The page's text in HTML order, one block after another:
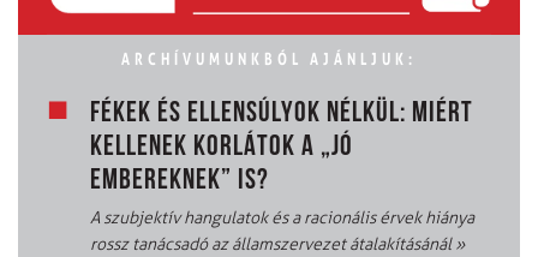
ARCHÍVUMUNKBÓL AJÁNLJUK:
FÉKEK ÉS ELLENSÚLYOK NÉLKÜL: MIÉRT
KELLENEK KORLÁTOK A „JÓ
EMBEREKNEK” IS?
A szubjektív hangulatok és a racionális érvek hiánya
rossz tanácsadó az államszervezet átalakításánál»